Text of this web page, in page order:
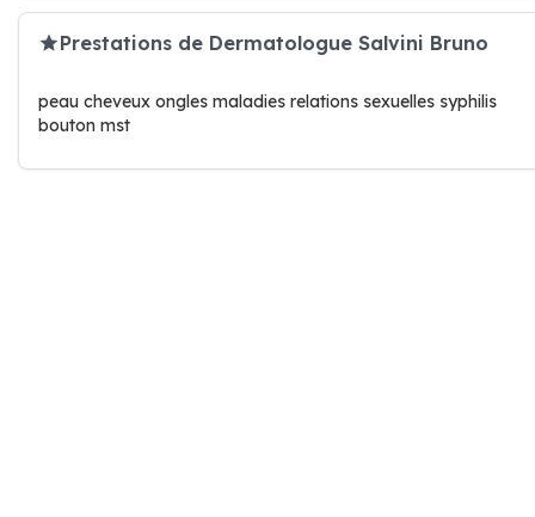
Prestations de Dermatologue Salvini Bruno
peau cheveux ongles maladies relations sexuelles syphilis
bouton mst